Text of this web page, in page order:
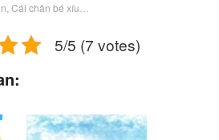
Cái chân bé xíu…
5/5 (7 votes)